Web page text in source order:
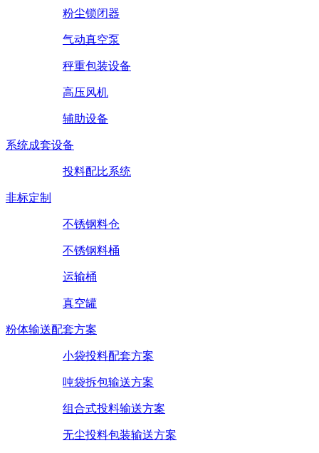
粉尘锁闭器
气动真空泵
秤重包装设备
高压风机
辅助设备
系统成套设备
投料配比系统
非标定制
不锈钢料仓
不锈钢料桶
运输桶
真空罐
粉体输送配套方案
小袋投料配套方案
吨袋拆包输送方案
组合式投料输送方案
无尘投料包装输送方案